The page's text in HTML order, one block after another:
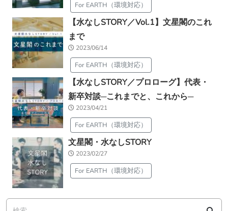
For EARTH（環境対応）
【水なしSTORY／Vol.1】文星閣のこれ
まで
2023/06/14
For EARTH（環境対応）
【水なしSTORY／プロローグ】代表・
新卒対談─これまでと、これから─
2023/04/21
For EARTH（環境対応）
文星閣・水なしSTORY
2023/02/27
For EARTH（環境対応）